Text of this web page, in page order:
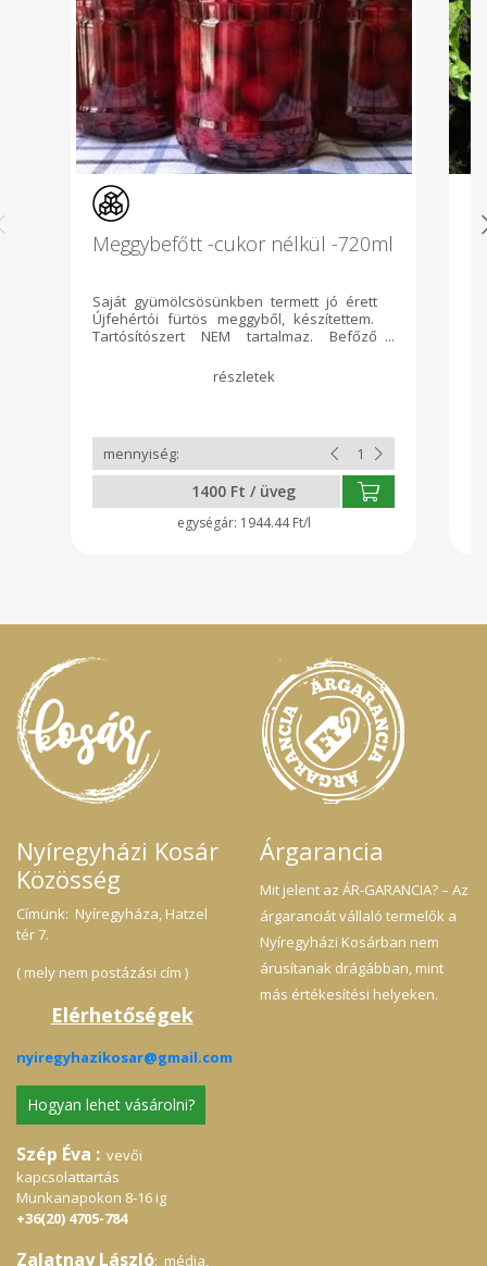
Meggybefőtt -cukor nélkül -720ml
Saját gyümölcsösünkben termett jó érett
Újfehértói fürtös meggyből, készítettem.
Tartósítószert NEM tartalmaz. Befőző
1400 Ft / üveg
1944.44 Ft/l
Nyíregyházi Kosár
Közösség
Címünk: Nyíregyháza, Hatzel
tér 7.
( mely nem postázási cím )
Elérhetőségek
nyiregyhazikosar@gmail.com
Hogyan lehet vásárolni?
Szép Éva : vevői
kapcsolattartás
Munkanapokon 8-16 ig
+36(20) 4705-784
Zalatnay László: média,
Árgarancia
Mit jelent az ÁR-GARANCIA? – Az
árgaranciát vállaló termelők a
Nyíregyházi Kosárban nem
árusítanak drágábban, mint
más értékesítési helyeken.